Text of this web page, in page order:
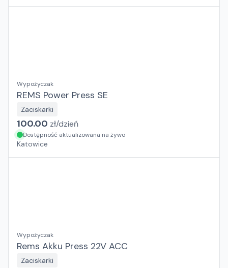
Wypożyczak
REMS Power Press SE
Zaciskarki
100.00 zł/dzień
Dostępność aktualizowana na żywo
Katowice
Wypożyczak
Rems Akku Press 22V ACC
Zaciskarki